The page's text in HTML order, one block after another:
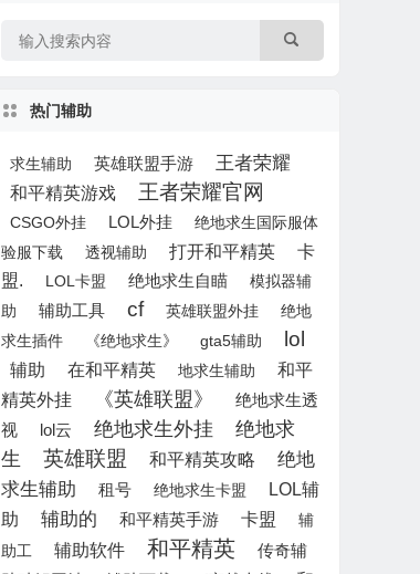
热门辅助
求生辅助 英雄联盟手游 王者荣耀
和平精英游戏 王者荣耀官网
CSGO外挂 LOL外挂
绝地求生国际服体
验服下载
透视辅助 打开和平精英
卡
盟.
LOL卡盟 绝地求生自瞄
模拟器辅
助
辅助工具 cf 英雄联盟外挂
绝地
求生插件
《绝地求生》 gta5辅助 lol
辅助 在和平精英 地求生辅助
和平
精英外挂
《英雄联盟》
绝地求生透
视
lol云 绝地求生外挂
绝地求
生
英雄联盟 和平精英攻略
绝地
求生辅助
租号 绝地求生卡盟
LOL辅
助
辅助的 和平精英手游 卡盟
辅
助工
辅助软件 和平精英
传奇辅